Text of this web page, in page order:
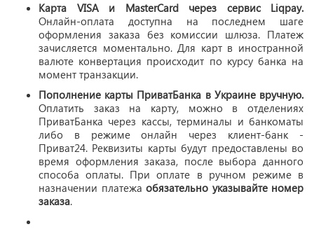
Карта VISA и MasterCard через сервис Liqpay.
Онлайн-оплата доступна на последнем шаге
оформления заказа без комиссии шлюза. Платеж
зачисляется моментально. Для карт в иностранной
валюте конвертация происходит по курсу банка на
момент транзакции.
Пополнение карты ПриватБанка в Украине вручную.
Оплатить заказ на карту, можно в отделениях
ПриватБанка через кассы, терминалы и банкоматы
либо в режиме онлайн через клиент-банк -
Приват24. Реквизиты карты будут предоставлены во
время оформления заказа, после выбора данного
способа оплаты. При оплате в ручном режиме в
назначении платежа обязательно указывайте номер
заказа.